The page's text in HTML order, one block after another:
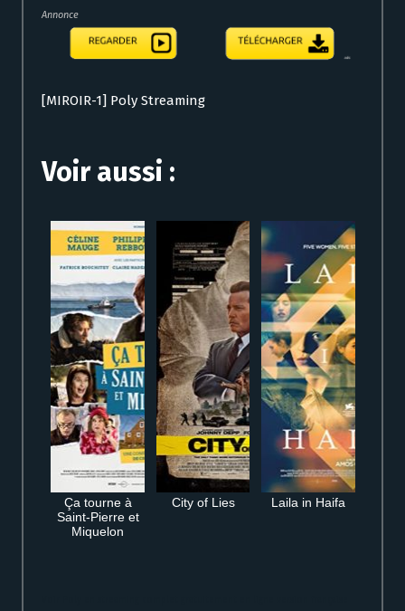
Annonce
[MIROIR-1] Poly Streaming
Voir aussi :
Ça tourne à
Saint-Pierre et
Miquelon
City of Lies Laila in Haifa